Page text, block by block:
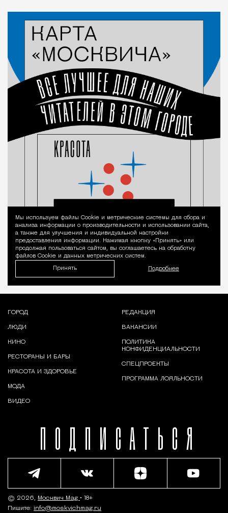
Уведомление
Мы используем файлы Сookie и метрические системы для сбора и
анализа информации о производительности и использовании сайта,
а также для улучшения и индивидуальной настройки
предоставления информации. Нажимая кнопку «Принять» или
продолжая пользоваться сайтом, вы соглашаетесь на обработку
файлов Cookie и данных метрических систем.
Принять Подробнее
ПОДПИСАТЬСЯ
ГОРОД
ЛЮДИ
КИНО
РЕСТОРАНЫ И БАРЫ
КРАСОТА И ЗДОРОВЬЕ
МОДА
ВИДЕО
РЕДАКЦИЯ
ВАКАНСИИ
ПОЛИТИКА
КОНФИДЕНЦИАЛЬНОСТИ
СПЕЦПРОЕКТЫ
ПРОГРАММА ЛОЯЛЬНОСТИ
© 2026, Москвич Mag • 18+
Пишите: info@moskvichmag.ru